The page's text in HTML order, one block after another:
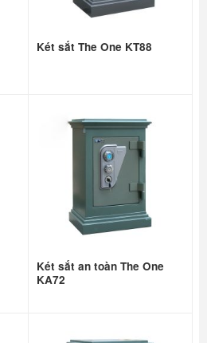
Két sắt The One KT88
Két sắt an toàn The One
KA72